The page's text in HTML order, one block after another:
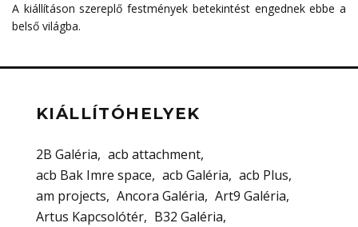
A kiállításon szereplő festmények betekintést engednek ebbe a
belső világba.
KIÁLLÍTÓHELYEK
2B Galéria
acb attachment
acb Bak Imre space
acb Galéria
acb Plus
am projects
Ancora Galéria
Art9 Galéria
Artus Kapcsolótér
B32 Galéria